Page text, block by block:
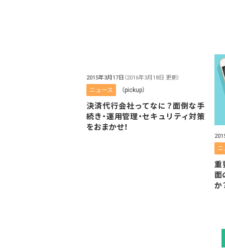
2015年3月17日 （2016年3月18日 更新）
ニュース （pickup）
決済代行会社ってなに？面倒な手
続き・運用管理・セキュリティ対策
をおまかせ！
ニ
重
面
か